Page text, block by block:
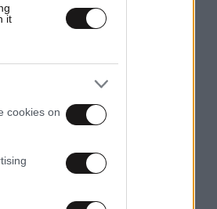
it
cookies on